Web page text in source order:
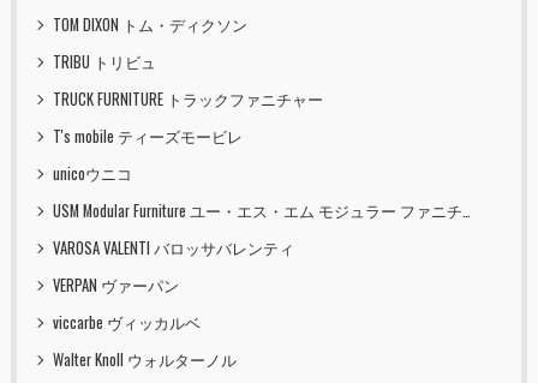
TOM DIXON トム・ディクソン
TRIBU トリビュ
TRUCK FURNITURE トラックファニチャー
T's mobile ティーズモービレ
unicoウニコ
USM Modular Furniture ユー・エス・エム モジュラー ファニチャー
VAROSA VALENTI バロッサバレンティ
VERPAN ヴァーパン
viccarbe ヴィッカルベ
Walter Knoll ウォルターノル